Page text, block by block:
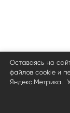
Оставаясь на
файлов cookie и
Яндекс.Метрика.